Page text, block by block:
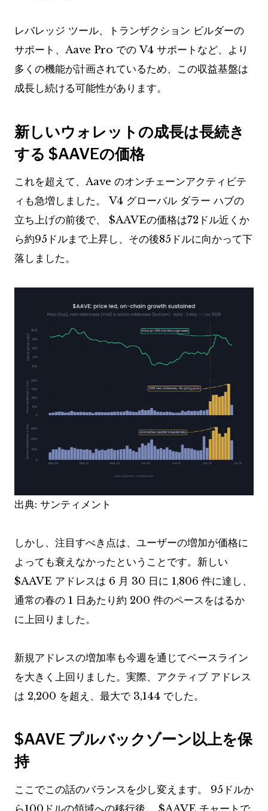
レバレッジ ツール、トランザクション ビルダーの
サポート、Aave Pro での V4 サポートなど、より
多くの機能が計画されているため、この収益基盤は
成長し続ける可能性があります。
新しいウォレットの成長は長続き
する $AAVEの価格
これを超えて、Aave のオンチェーンアクティビテ
ィも急増しました。 V4 グローバル ダラー ハブの
立ち上げの前後で、 $AAVEの価格は72ドル近くか
ら約95ドルまで上昇し、その後85ドルに向かって下
落しました。
出典: サンティメント
しかし、注目すべき点は、ユーザーの増加が価格に
よっても衰えなかったということです。新しい
$AAVE アドレスは 6 月 30 日に 1,806 件に達し、
通常の春の 1 日あたり約 200 件のペースをはるか
に上回りました。
新規アドレスの増加率も今週を通じてベースライン
を大きく上回りました。実際、アクティブ アドレス
は 2,200 を超え、最大で 3,144 でした。
$AAVE プルバックゾーン以上を保
持
ここでこの話のバランスを少し変えます。 95ドルか